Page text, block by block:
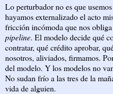
Lo perturbador no es que
hayamos externalizado el acto
fricción incómoda que nos
pipeline. El modelo decide qué
contratar, qué crédito aprobar,
nosotros, aliviados, firmamos.
del modelo. Y los modelos no
No sudan frío a las tres de la
vida de alguien.